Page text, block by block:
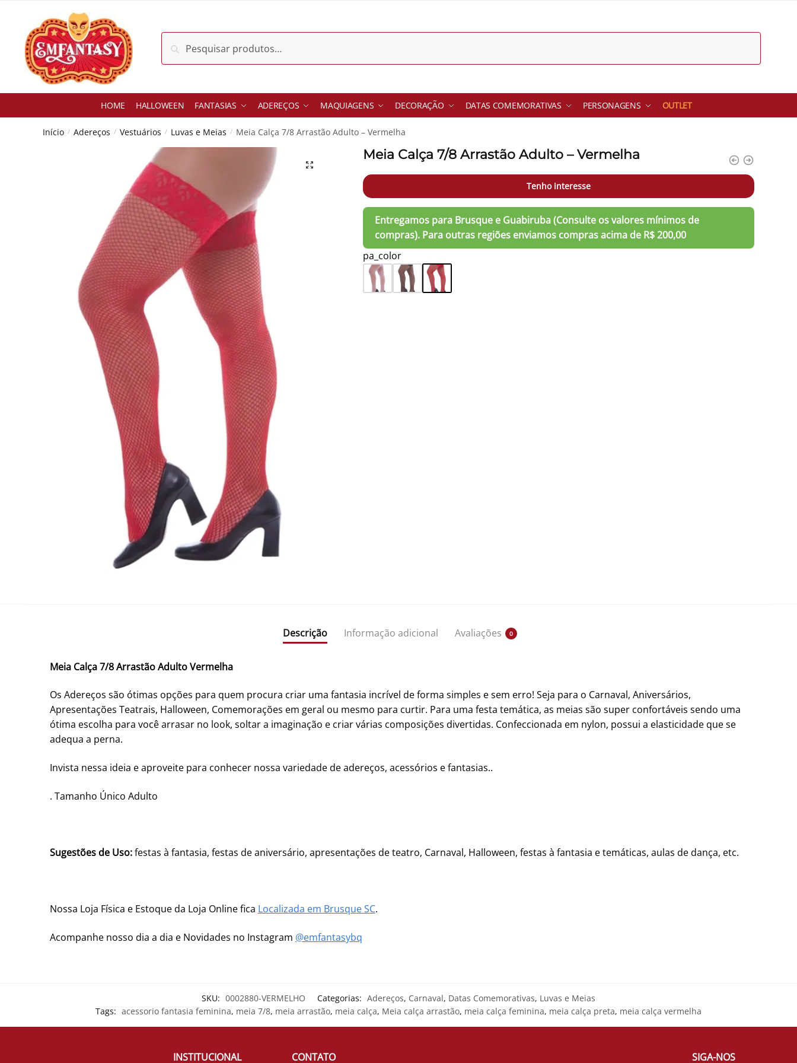
navigation
content
Pesquisar
por:
Pesquisar
HOME HALLOWEEN FANTASIAS ADEREÇOS MAQUIAGENS DECORAÇÃO DATAS COMEMORATIVAS PERSONAGENS OUTLET
Início / Adereços / Vestuários / Luvas e Meias / Meia Calça 7/8 Arrastão Adulto – Vermelha
Meia Calça 7/8 Arrastão Adulto – Vermelha
Tenho interesse
pa_color
Descrição Informação adicional Avaliações 0
Meia Calça 7/8 Arrastão Adulto Vermelha
Os Adereços são ótimas opções para quem procura criar uma fantasia incrível de forma simples e sem erro! Seja para o Carnaval, Aniversários,
Apresentações Teatrais, Halloween, Comemorações em geral ou mesmo para curtir. Para uma festa temática, as meias são super confortáveis sendo uma
ótima escolha para você arrasar no look, soltar a imaginação e criar várias composições divertidas. Confeccionada em nylon, possui a elasticidade que se
adequa a perna.
Invista nessa ideia e aproveite para conhecer nossa variedade de adereços, acessórios e fantasias..
. Tamanho Único Adulto
Sugestões de Uso:festas à fantasia, festas de aniversário, apresentações de teatro, Carnaval, Halloween, festas à fantasia e temáticas, aulas de dança, etc.
Nossa Loja Física e Estoque da Loja Online fica Localizada em Brusque SC.
Acompanhe nosso dia a dia e Novidades no Instagram @emfantasybq
SKU: 0002880-VERMELHO Categorias: Adereços, Carnaval, Datas Comemorativas, Luvas e Meias
Tags: acessorio fantasia feminina, meia 7/8, meia arrastão, meia calça, Meia calça arrastão, meia calça feminina, meia calça preta, meia calça vermelha
INSTITUCIONAL CONTATO SIGA-NOS